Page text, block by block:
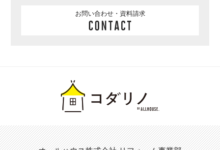
お問い合わせ・資料請求